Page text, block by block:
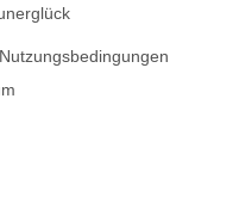
Nutzungsbedingungen